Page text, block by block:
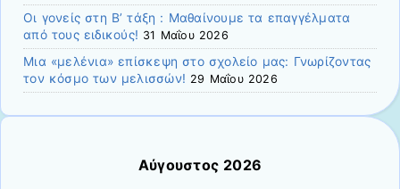
Οι γονείς στη Β’ τάξη : Μαθαίνουμε τα επαγγέλματα
από τους ειδικούς! 31 Μαΐου 2026
Μια «μελένια» επίσκεψη στο σχολείο μας: Γνωρίζοντας
τον κόσμο των μελισσών! 29 Μαΐου 2026
Αύγουστος 2026